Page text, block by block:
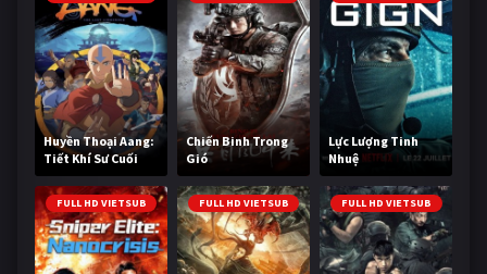
Huyền Thoại Aang:
Tiết Khí Sư Cuối
Cùng
Chiến Binh Trong
Gió
Lực Lượng Tinh
Nhuệ
FULL HD VIETSUB FULL HD VIETSUB FULL HD VIETSUB